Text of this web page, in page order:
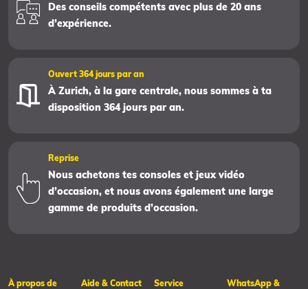
Des conseils compétents avec plus de 20 ans
d’expérience.
Ouvert 364 jours par an
À Zurich, à la gare centrale, nous sommes à ta
disposition 364 jours par an.
Reprise
Nous achetons tes consoles et jeux vidéo
d’occasion, et nous avons également une large
gamme de produits d’occasion.
À propos de
Aide & Contact Service
WhatsApp &